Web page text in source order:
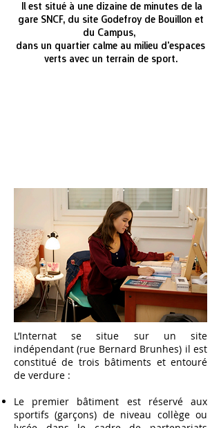
Il est situé à une dizaine de minutes de la
gare SNCF, du site Godefroy de Bouillon et
du Campus,
dans un quartier calme au milieu d'espaces
verts avec un terrain de sport.
L’Internat se situe sur un site
indépendant (rue Bernard Brunhes) il est
constitué de trois bâtiments et entouré
de verdure :
Le premier bâtiment est réservé aux
sportifs (garçons) de niveau collège ou